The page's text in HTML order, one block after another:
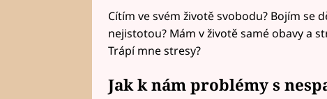
Cítím ve svém životě svobodu? Bojím se
nejistotou? Mám v životě samé obavy a
Trápí mne stresy?
Jak k nám problémy s